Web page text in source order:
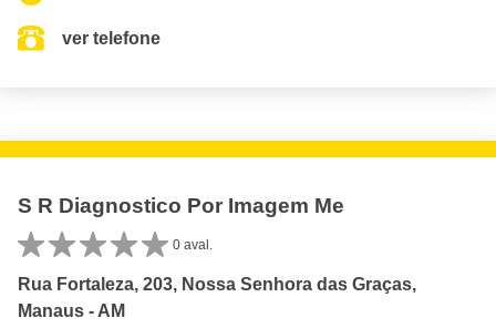
ver telefone
S R Diagnostico Por Imagem Me
0 aval.
Rua Fortaleza, 203, Nossa Senhora das Graças,
Manaus - AM